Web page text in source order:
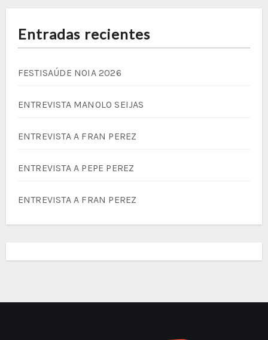
Entradas recientes
FESTISAÚDE NOIA 2026
ENTREVISTA MANOLO SEIJAS
ENTREVISTA A FRAN PEREZ
ENTREVISTA A PEPE PEREZ
ENTREVISTA A FRAN PEREZ